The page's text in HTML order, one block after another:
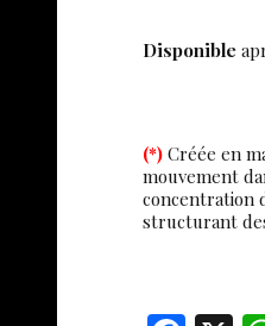
Disponible
(*) Créée en
mouvement
concentration
structurant